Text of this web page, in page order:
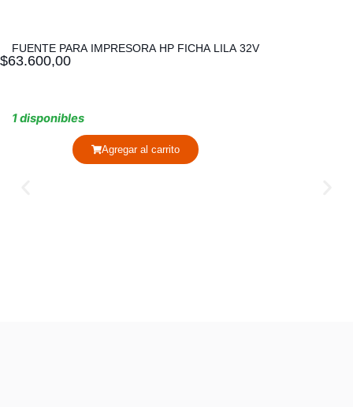
FUENTE PARA IMPRESORA HP FICHA LILA 32V
$63.600,00
1 disponibles
Agregar al carrito